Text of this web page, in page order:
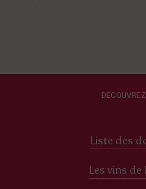
Liste des
Les vins